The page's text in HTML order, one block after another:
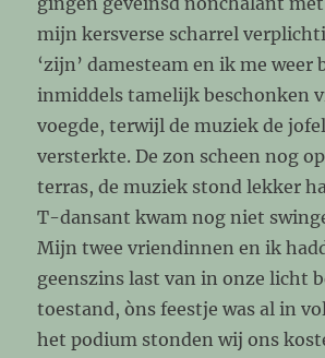
mijn kersverse scharrel
‘zijn’ damesteam en ik me weer
inmiddels tamelijk beschonken
voegde, terwijl de muziek de
versterkte. De zon scheen nog
terras, de muziek stond lekker
T-dansant kwam nog niet
Mijn twee vriendinnen en ik
geenszins last van in onze licht
toestand, òns feestje was al in
het podium stonden wij ons